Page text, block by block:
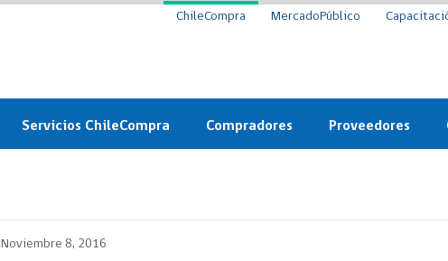
ChileCompra MercadoPúblico
Servicios ChileCompra
ChileCompra
Compradores
Circular
Proveedores
Noviembre 8, 2016